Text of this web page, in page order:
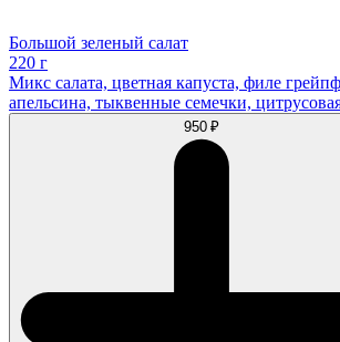
Большой зеленый салат
220 г
Микс салата, цветная капуста, филе
апельсина, тыквенные семечки,
950 ₽